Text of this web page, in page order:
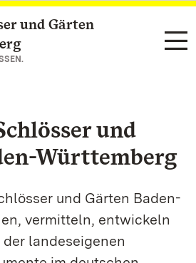
und Gärten
und
Württemberg
und Gärten Baden-
vermitteln, entwickeln
landeseigenen